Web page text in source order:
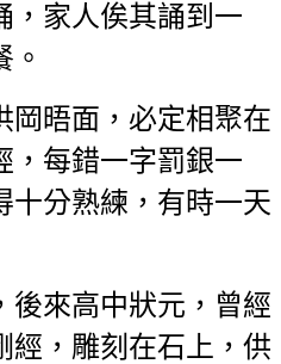
，家人俟其誦到一
。
岡晤面，必定相聚在
，每錯一字罰銀一
十分熟練，有時一天
後來高中狀元，曾經
經，雕刻在石上，供